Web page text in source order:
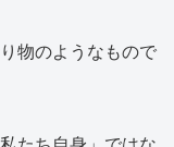
物のようなもので